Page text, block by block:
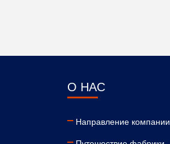
О НАС
Направление компании